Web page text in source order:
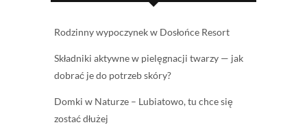
Rodzinny wypoczynek w Dosłońce Resort
Składniki aktywne w pielęgnacji twarzy — jak
dobrać je do potrzeb skóry?
Domki w Naturze – Lubiatowo, tu chce się
zostać dłużej